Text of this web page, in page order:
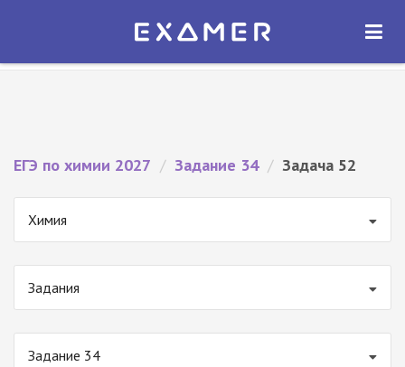
Экзамер — ЕГЭ 2027
ОТКРЫТЬ
ЕГЭ по химии 2027 / Задание 34 / Задача 52
Химия
Задания
Задание 34